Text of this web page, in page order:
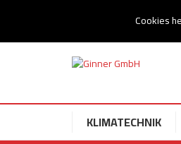
Cookies
Ihr Speziallist für
KLIMATECHNIK